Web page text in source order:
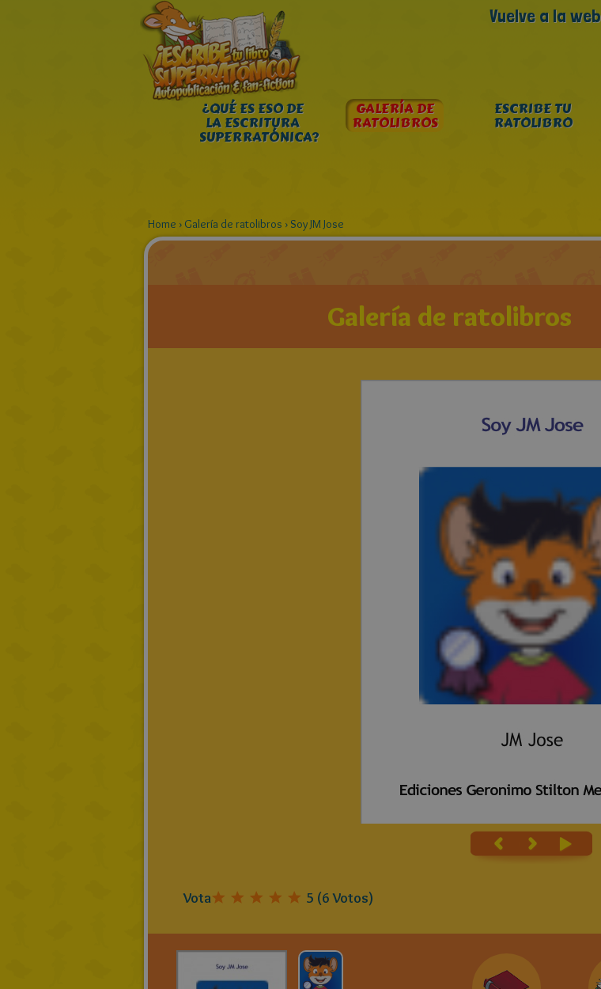
Vuelve a la web
¿QUÉ ES ESO DE
LA ESCRITURA
SUPERRATÓNICA?
GALERÍA DE
RATOLIBROS
ESCRIBE TU
RATOLIBRO
Home › Galería de ratolibros › Soy JM Jose
Galería de ratolibros
Vota 5 (6Votos)